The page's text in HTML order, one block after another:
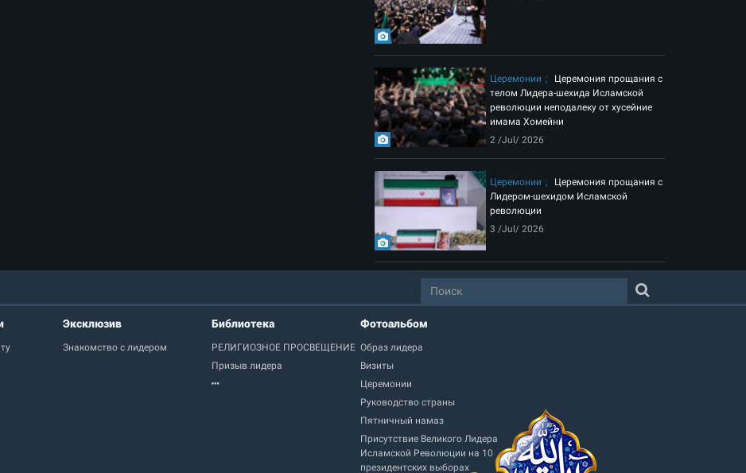
Церемонии
Церемония прощания с
телом Лидера-шехида Исламской
революции неподалеку от хусейние
имама Хомейни
2 /Jul/ 2026
Церемонии
Церемония прощания с
Лидером-шехидом Исламской
революции
3 /Jul/ 2026
Эксклюзив
Знакомство с лидером
Библиотека
РЕЛИГИОЗНОЕ ПРОСВЕЩЕНИЕ
Призыв лидера
Фотоальбом
Образ лидера
Визиты
Церемонии
Руководство страны
Пятничный намаз
Присутствие Великого Лидера
Исламской Революции на 10
президентских выборах